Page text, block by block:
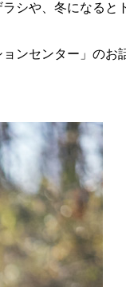
シや、冬になると
ンセンター」のお